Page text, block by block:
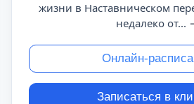
жизни в Наставническом
недалеко от...
Онлайн-
Записаться в